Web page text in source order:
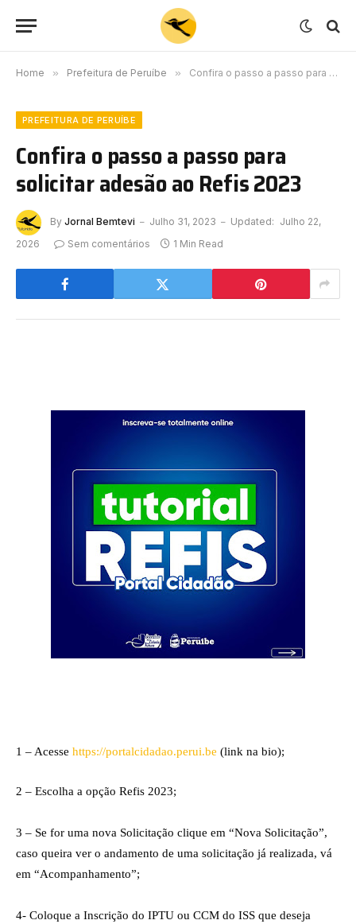
Home » Prefeitura de Peruíbe » Confira o passo a passo para solicitar adesão ao Refis 2023
PREFEITURA DE PERUÍBE
Confira o passo a passo para
solicitar adesão ao Refis 2023
By Jornal Bemtevi Julho 31, 2023 Updated: Julho 22,
2026
Sem comentários 1 Min Read
1 – Acesse https://portalcidadao.perui.be (link na bio);
2 – Escolha a opção Refis 2023;
3 – Se for uma nova Solicitação clique em “Nova Solicitação”,
caso queira ver o andamento de uma solicitação já realizada, vá
em “Acompanhamento”;
4- Coloque a Inscrição do IPTU ou CCM do ISS que deseja